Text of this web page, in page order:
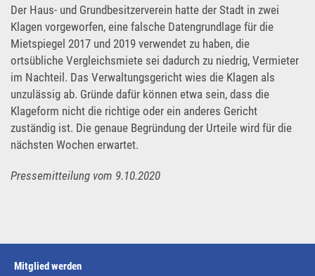
Der Haus- und Grundbesitzerverein hatte der Stadt in zwei
Klagen vorgeworfen, eine falsche Datengrundlage für die
Mietspiegel 2017 und 2019 verwendet zu haben, die
ortsübliche Vergleichsmiete sei dadurch zu niedrig, Vermieter
im Nachteil. Das Verwaltungsgericht wies die Klagen als
unzulässig ab. Gründe dafür können etwa sein, dass die
Klageform nicht die richtige oder ein anderes Gericht
zuständig ist. Die genaue Begründung der Urteile wird für die
nächsten Wochen erwartet.
Pressemitteilung vom 9.10.2020
Mitglied werden